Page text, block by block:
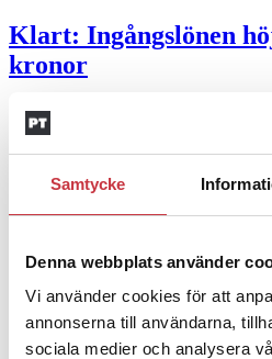
Samtycke
Denna webbplats använder
Vi använder cookies för att
annonserna till användarna,
sociala medier och analysera
Klart: Ingångslönen
kronor
4 juni 2026
Insändare:Miljoner i
polisaspiranter
godtyckliga grunder
1 juni 2026
Jens Mårtensson:
ska han lära sig